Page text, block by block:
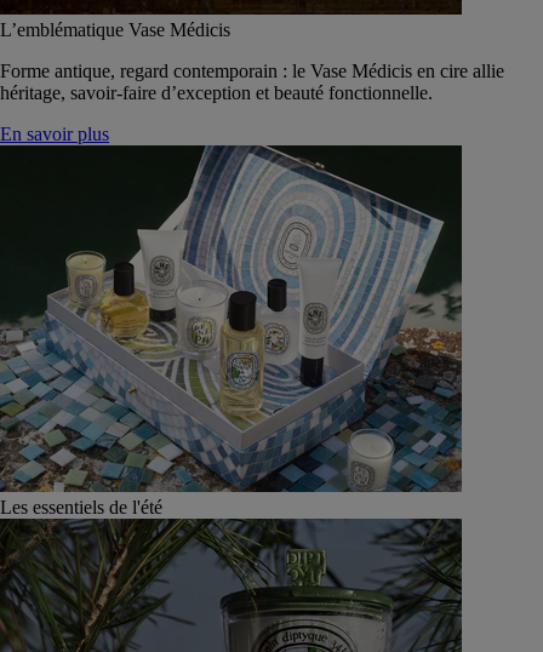
L’emblématique Vase Médicis
Forme antique, regard contemporain : le Vase Médicis en cire allie
héritage, savoir-faire d’exception et beauté fonctionnelle.
En savoir plus
Les essentiels de l'été